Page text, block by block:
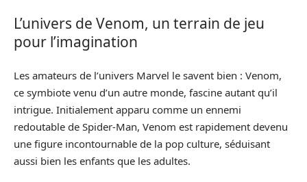
L’univers de Venom, un terrain de jeu
pour l’imagination
Les amateurs de l’univers Marvel le savent bien : Venom,
ce symbiote venu d’un autre monde, fascine autant qu’il
intrigue. Initialement apparu comme un ennemi
redoutable de Spider-Man, Venom est rapidement devenu
une figure incontournable de la pop culture, séduisant
aussi bien les enfants que les adultes.